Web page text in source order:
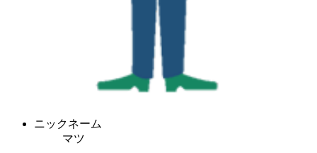
ニックネーム
マツ